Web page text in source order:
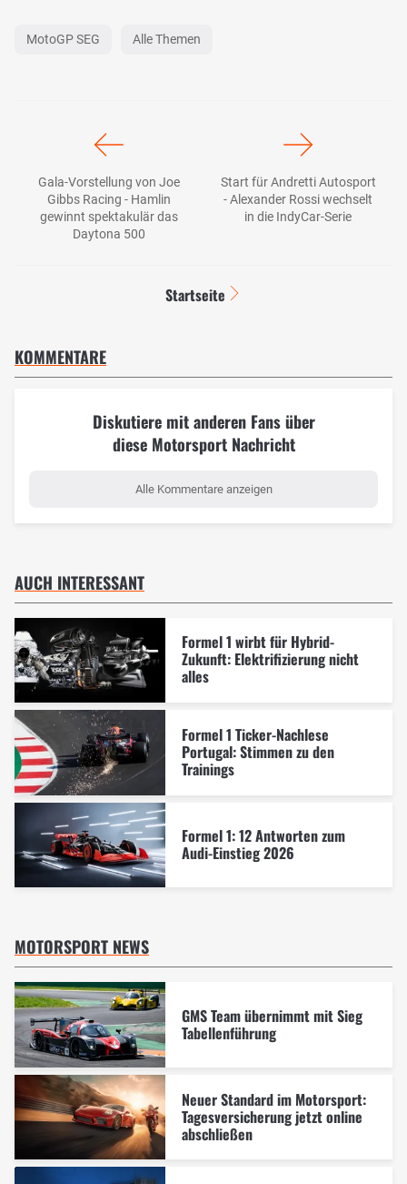
MotoGP SEG Alle Themen
Gala-Vorstellung von Joe
Gibbs Racing - Hamlin
gewinnt spektakulär das
Daytona 500
Start für Andretti Autosport
- Alexander Rossi wechselt
in die IndyCar-Serie
Startseite
KOMMENTARE
Diskutiere mit anderen Fans über
diese Motorsport Nachricht
Alle Kommentare anzeigen
AUCH INTERESSANT
Formel 1 wirbt für Hybrid-
Zukunft: Elektrifizierung nicht
alles
Formel 1 Ticker-Nachlese
Portugal: Stimmen zu den
Trainings
Formel 1: 12 Antworten zum
Audi-Einstieg 2026
MOTORSPORT NEWS
GMS Team übernimmt mit Sieg
Tabellenführung
Neuer Standard im Motorsport:
Tagesversicherung jetzt online
abschließen